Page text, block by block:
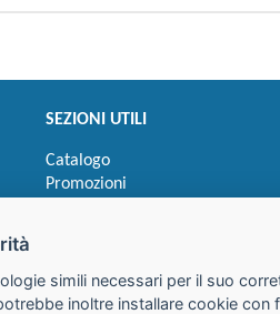
SEZIONI UTILI
Catalogo
Promozioni
simili necessari per il suo
inoltre installare cookie